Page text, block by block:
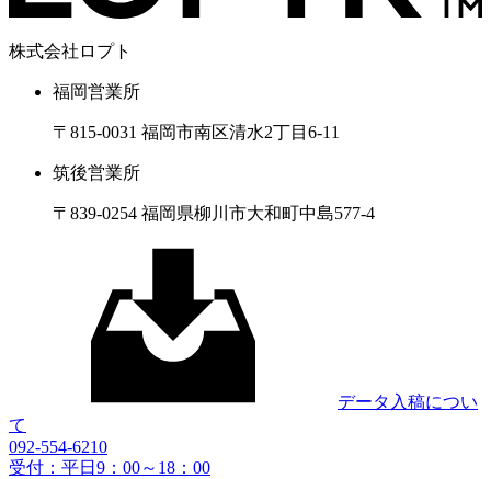
株式会社ロプト
福岡営業所
〒815-0031 福岡市南区清水2丁目6-11
筑後営業所
〒839-0254 福岡県柳川市大和町中島577-4
データ入稿につい
て
092-554-6210
受付：平日9：00～18：00